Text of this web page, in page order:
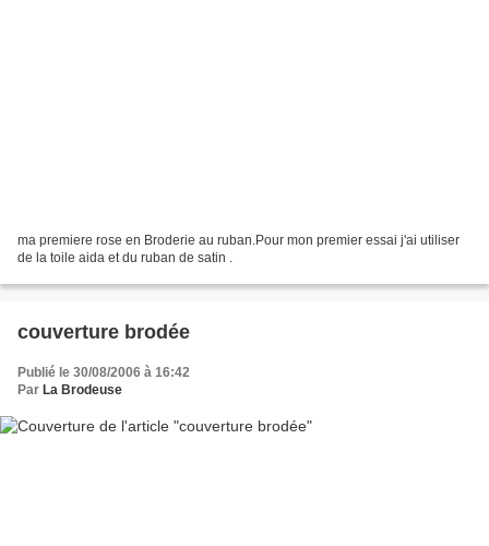
ma premiere rose en Broderie au ruban.Pour mon premier essai j'ai utiliser
de la toile aida et du ruban de satin .
couverture brodée
Publié le 30/08/2006 à 16:42
Par La Brodeuse